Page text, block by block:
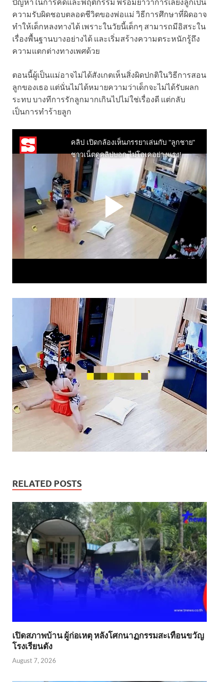
ปัญหาในการคิดและพฤติกรรม พร้อมย้ำว่าการเลี้ยงลูกเป็น
ความรับผิดชอบตลอดชีวิตของพ่อแม่ วิธีการศึกษาที่ผิดอาจ
ทำให้เด็กหลงทางได้ เพราะในวัยนี้เด็กๆ สามารถมีอิสระใน
เรื่องพื้นฐานบางอย่างได้ และเริ่มสร้างความตระหนักรู้ถึง
ความแตกต่างทางเพศด้วย
ตอนนี้ผู้เป็นแม่อาจไม่ได้สังเกตเห็นสิ่งผิดปกติในวิธีการสอน
ลูกของเธอ แต่นั่นไม่ได้หมายความว่าเด็กจะไม่ได้รับผลก
ระทบ บางทีการรักลูกมากเกินไปไม่ใช่เรื่องดี แต่กลับ
เป็นการทำร้ายลูก
RELATED POSTS
เปิดสภาพบ้าน ผู้ก่อเหตุ หลังโศกนาฏกรรมสะเทือนขวัญ
โรงเรียนดัง
August 7, 2026